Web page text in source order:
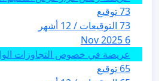
73 توقيع
73 التوقيعات / 12 أشهر
6 Nov 2025
عريضة في خصوص التجاوزات
65 توقيع